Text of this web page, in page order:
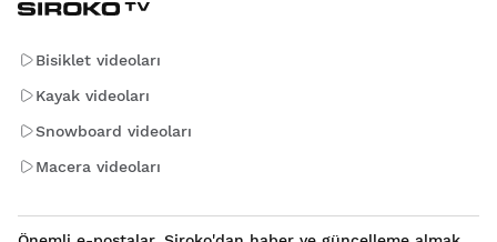
Bisiklet videoları
Kayak videoları
Snowboard videoları
Macera videoları